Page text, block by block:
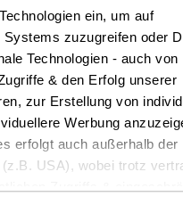
ein, um auf
zuzugreifen oder
Technologien - auch von
& den Erfolg unserer
zur Erstellung von
Werbung
erfolgt auch außerhalb der
USA), wobei trotz
Emde
Ende